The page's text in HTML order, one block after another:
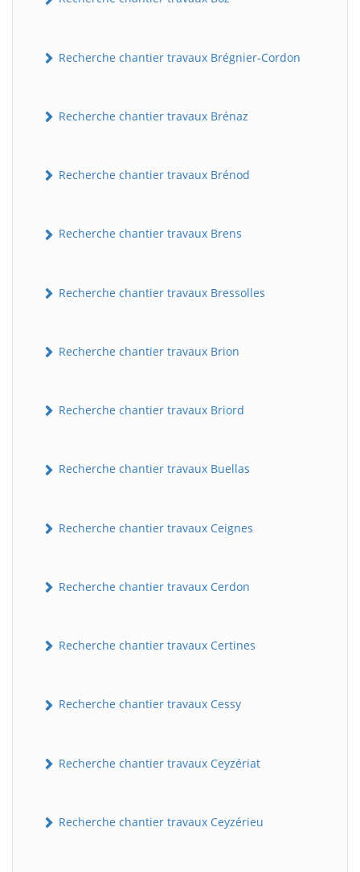
Recherche chantier travaux Brégnier-Cordon
Recherche chantier travaux Brénaz
Recherche chantier travaux Brénod
Recherche chantier travaux Brens
Recherche chantier travaux Bressolles
Recherche chantier travaux Brion
Recherche chantier travaux Briord
Recherche chantier travaux Buellas
Recherche chantier travaux Ceignes
Recherche chantier travaux Cerdon
Recherche chantier travaux Certines
Recherche chantier travaux Cessy
Recherche chantier travaux Ceyzériat
Recherche chantier travaux Ceyzérieu